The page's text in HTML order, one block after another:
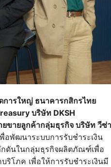
การใหญ่ ธนาคารกสิกรไทย
บริษัท DKSH
ขายลูกค้ากลุ่มธุรกิจ บริษัท วีซ่า
อพัฒนาระบบการรับชำระเงิน
กดันในกลุ่มธุรกิจผลิตภัณฑ์เพื่อ
โภค เพื่อให้การรับชำระเงินมี